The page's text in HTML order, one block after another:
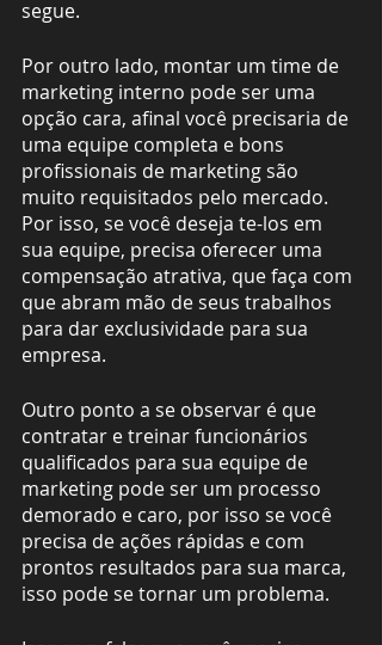
segue.
Por outro lado, montar um time de
marketing interno pode ser uma
opção cara, afinal você precisaria de
uma equipe completa e bons
profissionais de marketing são
muito requisitados pelo mercado.
Por isso, se você deseja te-los em
sua equipe, precisa oferecer uma
compensação atrativa, que faça com
que abram mão de seus trabalhos
para dar exclusividade para sua
empresa.
Outro ponto a se observar é que
contratar e treinar funcionários
qualificados para sua equipe de
marketing pode ser um processo
demorado e caro, por isso se você
precisa de ações rápidas e com
prontos resultados para sua marca,
isso pode se tornar um problema.